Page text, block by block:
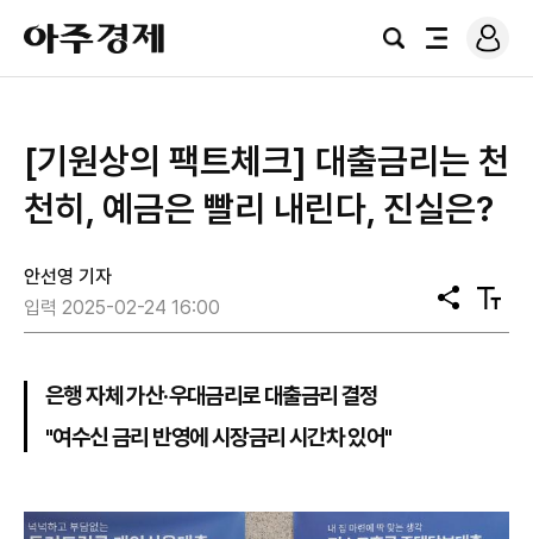
아
주
경
검
전
로
그
[기원상의 팩트체크] 대출금리는 천
천히, 예금은 빨리 내린다, 진실은?
안선영 기자
입력 2025-02-24 16:00
공
유
텍
스
은행 자체 가산·우대금리로 대출금리 결정
"여수신 금리 반영에 시장금리 시간차 있어"